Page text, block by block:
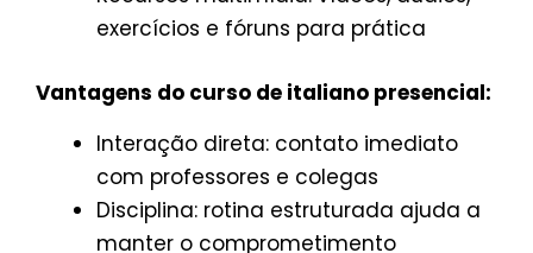
exercícios e fóruns para prática
Vantagens do curso de italiano presencial:
Interação direta: contato imediato
com professores e colegas
Disciplina: rotina estruturada ajuda a
manter o comprometimento